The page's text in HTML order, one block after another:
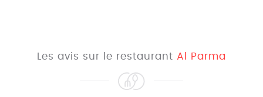
Les avis sur le restaurant Al Parma